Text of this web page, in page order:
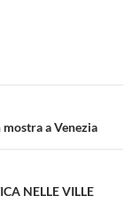
a Venezia
NELLE VILLE